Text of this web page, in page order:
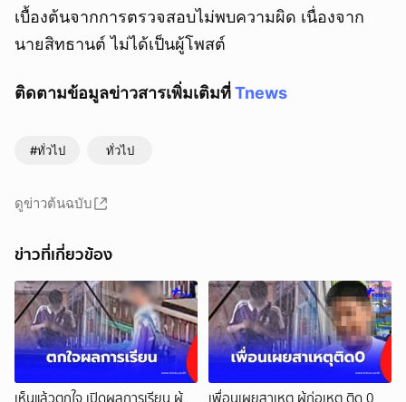
เบื้องต้นจากการตรวจสอบไม่พบความผิด เนื่องจาก
นายสิทธานต์ ไม่ได้เป็นผู้โพสต์
ติดตามข้อมูลข่าวสารเพิ่มเติมที่Tnews
#ทั่วไป ทั่วไป
ดูข่าวต้นฉบับ
ข่าวที่เกี่ยวข้อง
ยกเลิก